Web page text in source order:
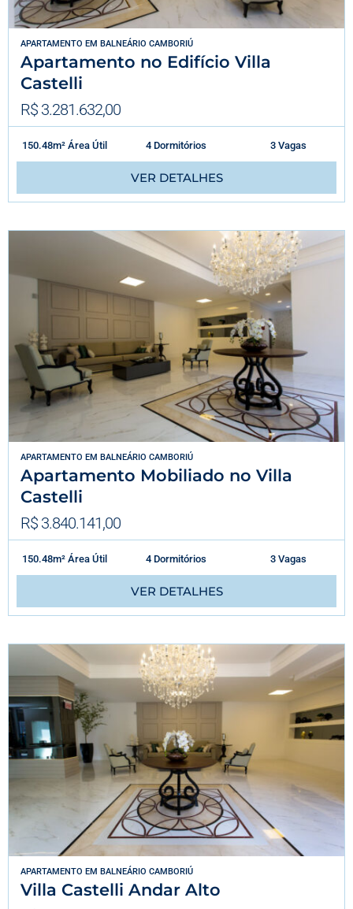
APARTAMENTO EM BALNEÁRIO CAMBORIÚ
Apartamento no Edifício Villa
Castelli
R$ 3.281.632,00
150.48m² Área Útil 4 Dormitórios 3 Vagas
VER DETALHES
APARTAMENTO EM BALNEÁRIO CAMBORIÚ
Apartamento Mobiliado no Villa
Castelli
R$ 3.840.141,00
150.48m² Área Útil 4 Dormitórios 3 Vagas
VER DETALHES
APARTAMENTO EM BALNEÁRIO CAMBORIÚ
Villa Castelli Andar Alto